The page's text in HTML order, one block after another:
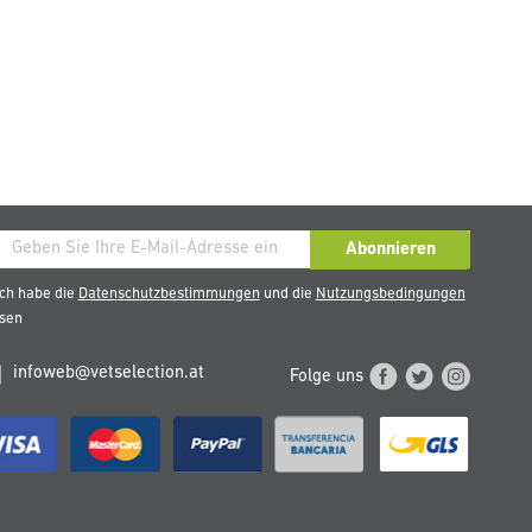
Abonnieren
Ich habe die Datenschutzbestimmungen und die Nutzungsbedingungen
infoweb@vetselection.at Folge uns